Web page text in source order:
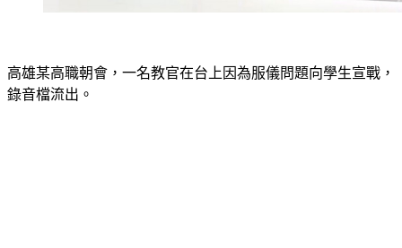
高雄某高職朝會，一名教官在台上因為服儀問題向學生宣戰，
錄音檔流出。